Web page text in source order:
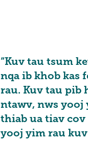
“Kuv tau tsum
nqa ib khob kas
rau. Kuv tau pib
ntawv, nws yooj
thiab ua tiav cov
yooj yim rau